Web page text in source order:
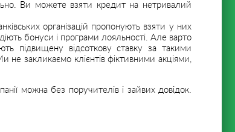
Ви можете взяти кредит на нетривалий
організацій пропонують взяти у них
бонуси і програми лояльності. Але варто
підвищену відсоткову ставку за такими
закликаємо клієнтів фіктивними акціями,
можна без поручителів і зайвих довідок.